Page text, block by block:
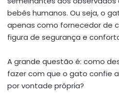
bebês humanos. Ou seja, o
apenas como fornecedor de
figura de segurança e
A grande questão é: como
fazer com que o gato confie
por vontade própria?